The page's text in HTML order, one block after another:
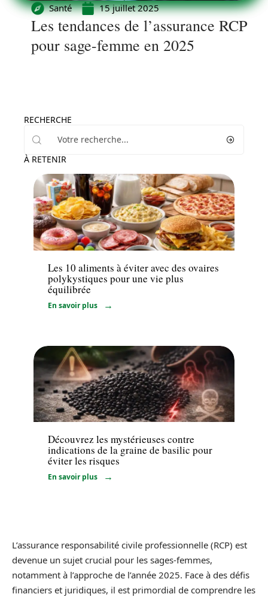
Santé 15 juillet 2025
Les tendances de l’assurance RCP
pour sage-femme en 2025
RECHERCHE
À RETENIR
Minceur
Les 10 aliments à éviter avec des ovaires
polykystiques pour une vie plus
équilibrée
En savoir plus
Santé
Découvrez les mystérieuses contre
indications de la graine de basilic pour
éviter les risques
En savoir plus
L’assurance responsabilité civile professionnelle (RCP) est
devenue un sujet crucial pour les sages-femmes,
notamment à l’approche de l’année 2025. Face à des défis
financiers et juridiques, il est primordial de comprendre les